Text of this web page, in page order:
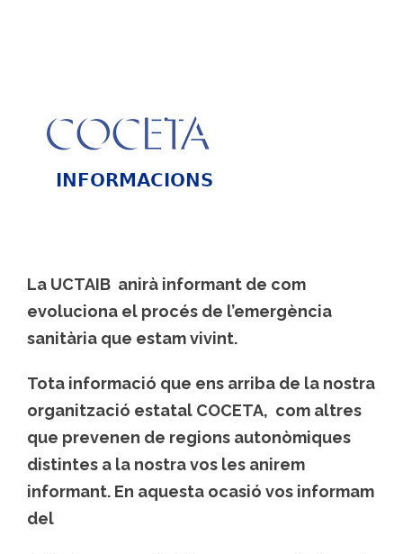
La UCTAIB anirà informant de com
evoluciona el procés de l’emergència
sanitària que estam vivint.
Tota informació que ens arriba de la nostra
organització estatal COCETA, com altres
que prevenen de regions autonòmiques
distintes a la nostra vos les anirem
informant. En aquesta ocasió vos informam
del